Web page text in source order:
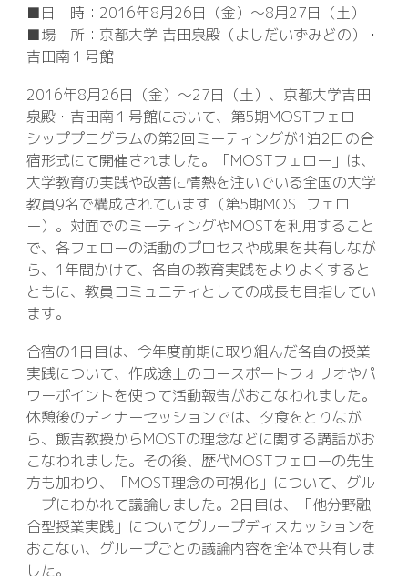
■日 時：2016年8月26日（金）～8月27日（土）
■場 所：京都大学 吉田泉殿（よしだいずみどの）・
吉田南１号館
2016年8月26日（金）～27日（土）、京都大学吉田
泉殿・吉田南１号館において、第5期MOSTフェロー
シッププログラムの第2回ミーティングが1泊2日の合
宿形式にて開催されました。「MOSTフェロー」は、
大学教育の実践や改善に情熱を注いでいる全国の大学
教員9名で構成されています（第5期MOSTフェロ
ー）。対面でのミーティングやMOSTを利用すること
で、各フェローの活動のプロセスや成果を共有しなが
ら、1年間かけて、各自の教育実践をよりよくすると
ともに、教員コミュニティとしての成長も目指してい
ます。
合宿の1日目は、今年度前期に取り組んだ各自の授業
実践について、作成途上のコースポートフォリオやパ
ワーポイントを使って活動報告がおこなわれました。
休憩後のディナーセッションでは、夕食をとりなが
ら、飯吉教授からMOSTの理念などに関する講話がお
こなわれました。その後、歴代MOSTフェローの先生
方も加わり、「MOST理念の可視化」について、グル
ープにわかれて議論しました。2日目は、「他分野融
合型授業実践」についてグループディスカッションを
おこない、グループごとの議論内容を全体で共有しま
した。